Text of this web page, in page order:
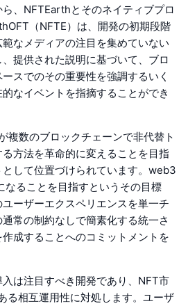
、NFTEarthとそのネイティブプロ
（NFTE）は、開発の初期段階
なメディアの注目を集めていない
提供された説明に基づいて、ブロ
スでのその重要性を強調するいく
なイベントを指摘することができ
複数のブロックチェーンで非代替ト
方法を革命的に変えることを目指
して位置づけられています。web3
ることを目指すというその目標
ーザーエクスペリエンスを単一チ
常の制約なしで簡素化する統一さ
成することへのコミットメントを
は注目すべき開発であり、NFT市
る相互運用性に対処します。ユーザ